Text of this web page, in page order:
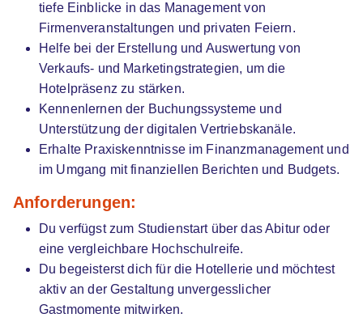
Dualer Bachelor Hotel Management
Hochschule für Management
01.04.2027
40210 Düsseldorf (u.a.)
Video
tiefe Einblicke in das Management von
Firmenveranstaltungen und privaten Feiern.
Helfe bei der Erstellung und Auswertung von
Verkaufs- und Marketingstrategien, um die
Hotelpräsenz zu stärken.
Kennenlernen der Buchungssysteme und
Unterstützung der digitalen Vertriebskanäle.
Erhalte Praxiskenntnisse im Finanzmanagement und
im Umgang mit finanziellen Berichten und Budgets.
Anforderungen:
Du verfügst zum Studienstart über das Abitur oder
eine vergleichbare Hochschulreife.
Du begeisterst dich für die Hotellerie und möchtest
aktiv an der Gestaltung unvergesslicher
Gastmomente mitwirken.